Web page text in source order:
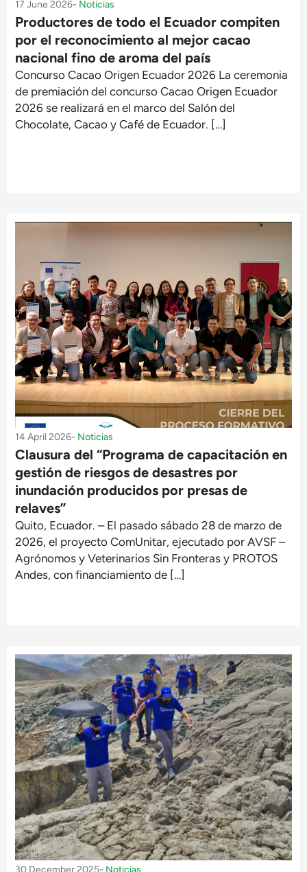
17 June 2026- Noticias
Productores de todo el Ecuador compiten
por el reconocimiento al mejor cacao
nacional fino de aroma del país
Concurso Cacao Origen Ecuador 2026 La ceremonia
de premiación del concurso Cacao Origen Ecuador
2026 se realizará en el marco del Salón del
Chocolate, Cacao y Café de Ecuador. […]
14 April 2026- Noticias
Clausura del “Programa de capacitación en
gestión de riesgos de desastres por
inundación producidos por presas de
relaves”
Quito, Ecuador. – El pasado sábado 28 de marzo de
2026, el proyecto ComUnitar, ejecutado por AVSF –
Agrónomos y Veterinarios Sin Fronteras y PROTOS
Andes, con financiamiento de […]
30 December 2025- Noticias